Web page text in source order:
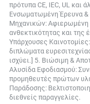
πρότυπα CE, IEC, UL και
Ενσωματωμένη Έρευνα &
Μηχανικών: Αφιερωμένη
ανθεκτικότητας και της
Υπάρχουσες
διπλώματα
ισχύει.] 5. Βιώσιμη &
Αλυσίδα Εφοδιασμού:
προμηθευτές πρώτων
Παράδοσης:
διεθνείς παραγγελίες.